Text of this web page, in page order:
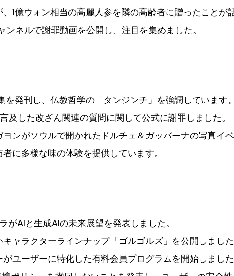
1億ウォン相当の高麗人参を隣の高齢者に贈ったことが
ネルで謝罪動画を公開し、注目を集めました。
を発刊し、仏教哲学の「タンジンチ」を強調しています。
及した改ざん関連の質問に関して公式に謝罪しました。
ヨンがソウルで開かれたドルチェ＆ガッバーナの写真イ
に多様な味の体験を提供しています。
がAIと生成AIの未来展望を発表しました。
キャラクターラインナップ「ゴルゴルズ」を公開しました
がユーザーに特化した有料会員プログラムを開始しました